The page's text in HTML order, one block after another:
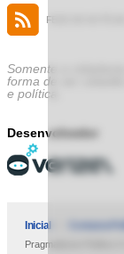
FEED DE NOTÍCIAS
Somente a
forma de ser
e política.
Desenvolvedor
Inicial
Pragmatismo Político ©